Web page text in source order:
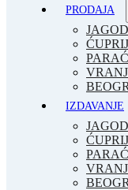
PRODAJA
IZDAVANJE